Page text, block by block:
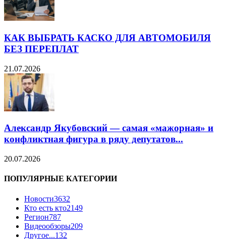
КАК ВЫБРАТЬ КАСКО ДЛЯ АВТОМОБИЛЯ
БЕЗ ПЕРЕПЛАТ
21.07.2026
Александр Якубовский — самая «мажорная» и
конфликтная фигура в ряду депутатов...
20.07.2026
ПОПУЛЯРНЫЕ КАТЕГОРИИ
Новости3632
Кто есть кто2149
Регион787
Видеообзоры209
Другое...132